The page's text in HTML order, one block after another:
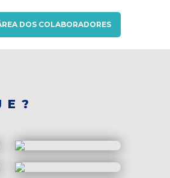
DOS COLABORADORES